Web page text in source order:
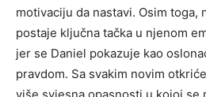
motivaciju da nastavi. Osim toga,
postaje ključna tačka u njenom
jer se Daniel pokazuje kao
pravdom. Sa svakim novim
više svjesna opasnosti u kojoj se